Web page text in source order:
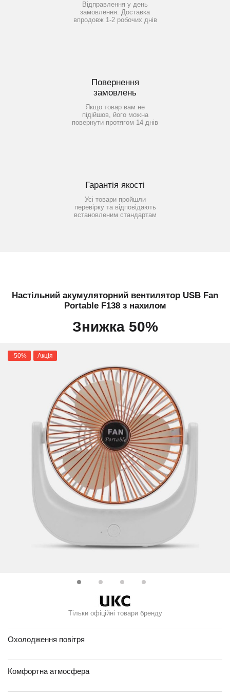
Відправлення у день
замовлення. Доставка
впродовж 1-2 робочих днів
Повернення
замовлень
Якщо товар вам не
підійшов, його можна
повернути протягом 14 днів
Гарантія якості
Усі товари пройшли
перевірку та відповідають
встановленим стандартам
Настільний акумуляторний вентилятор USB Fan
Portable F138 з нахилом
Знижка 50%
-50% Акція
Тільки офіційні товари бренду
Охолодження повітря
Комфортна атмосфера